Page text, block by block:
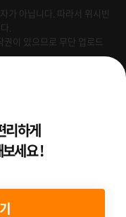
가 아닙니다. 따라서 위시빈
.
이 있으므로 무단 업로드
리하게
세요 !